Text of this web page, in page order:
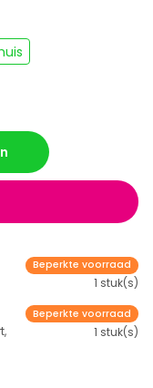
Beperkte voorraad
1 stuk(s)
Beperkte voorraad
1 stuk(s)